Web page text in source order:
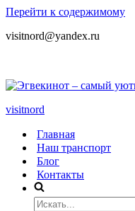
Перейти к содержимому
visitnord@yandex.ru
visitnord
Главная
Наш транспорт
Блог
Контакты